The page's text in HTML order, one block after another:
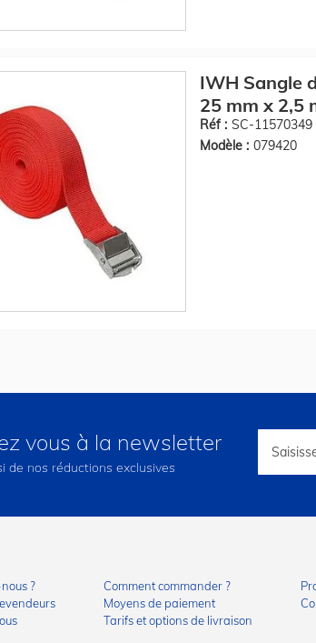
IWH Sangle
25 mm x 2,5
Réf : SC-11570349
Modèle : 079420
vous à la newsletter
de nos réductions exclusives
lettre
?
Comment commander ?
Moyens de paiement
Tarifs et options de livraison